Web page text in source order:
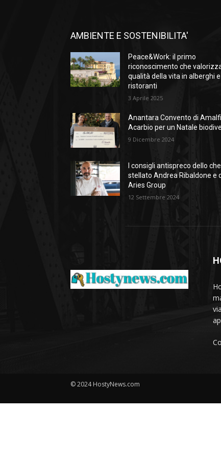
AMBIENTE E SOSTENIBILITA'
Peace&Work: il primo
riconoscimento che
qualità della vita in alberghi e
ristoranti
3 Aprile 2025
Anantara Convento di
Acarbio per un Natale
9 Dicembre 2024
I consigli antispreco dello
stellato Andrea Ribaldone e
Aries Group
12 Settembre 2024
© 2024 HostyNews.com